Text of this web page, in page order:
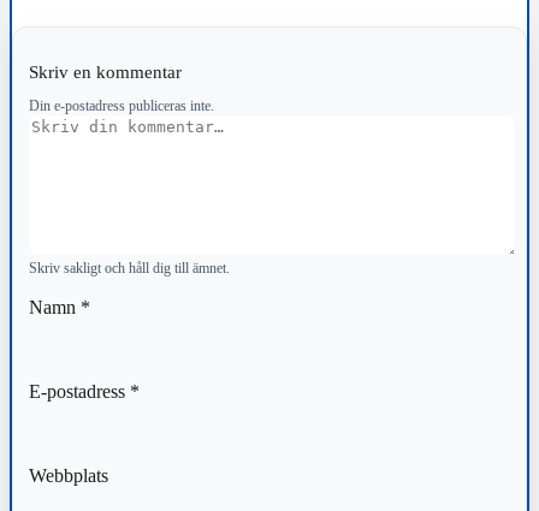
Skriv en kommentar
Din e-postadress publiceras inte.
Kommentar
Skriv sakligt och håll dig till ämnet.
Namn *
E-postadress *
Webbplats